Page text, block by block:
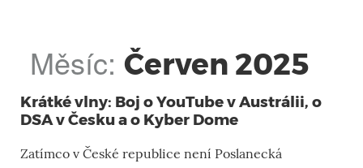
Měsíc: Červen 2025
Krátké vlny: Boj o YouTube v Austrálii, o
DSA v Česku a o Kyber Dome
Zatímco v České republice není Poslanecká